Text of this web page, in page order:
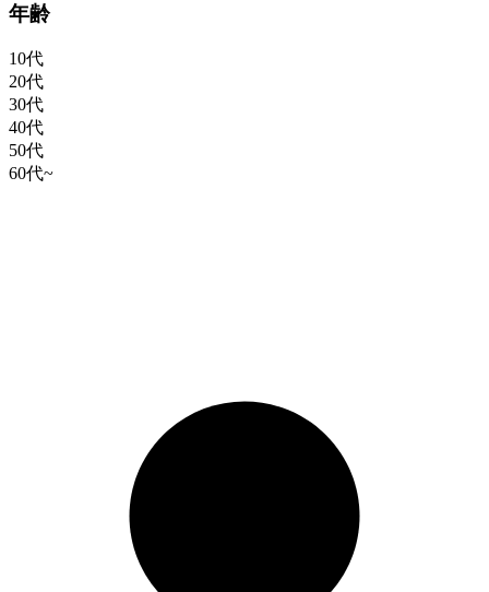
年齢
10代
20代
30代
40代
50代
60代~